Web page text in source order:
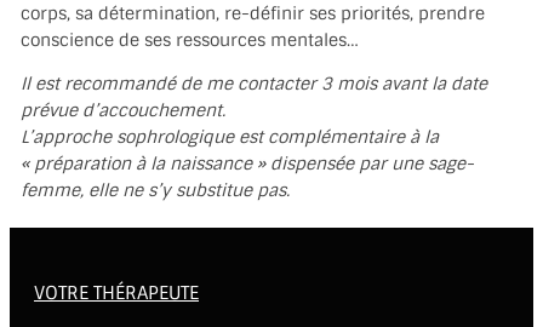
corps, sa détermination, re-définir ses priorités, prendre
conscience de ses ressources mentales…
Il est recommandé de me contacter 3 mois avant la date
prévue d’accouchement.
L’approche sophrologique est complémentaire à la
« préparation à la naissance » dispensée par une sage-
femme, elle ne s’y substitue pas.
VOTRE THÉRAPEUTE